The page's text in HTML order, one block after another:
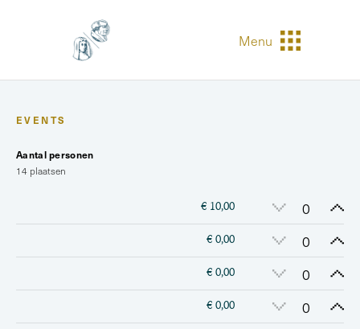
Menu
EVENTS
Aantal personen
14 plaatsen
€ 10,00
€ 0,00
€ 0,00
€ 0,00